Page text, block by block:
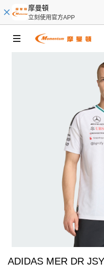
摩曼頓
立刻使用官方APP
ADIDAS MER DR